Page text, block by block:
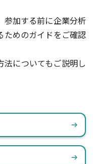
参加する前に企業分析
ためのガイドをご確認
についてもご説明し